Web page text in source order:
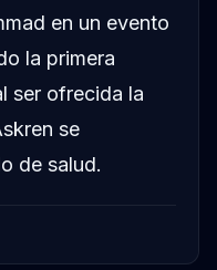
en un evento
la primera
ser ofrecida la
se
de salud.